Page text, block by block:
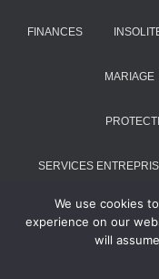
FINANCES
MARIAGE
SERVICES
Hestia |
We use cookies
experience on our
will